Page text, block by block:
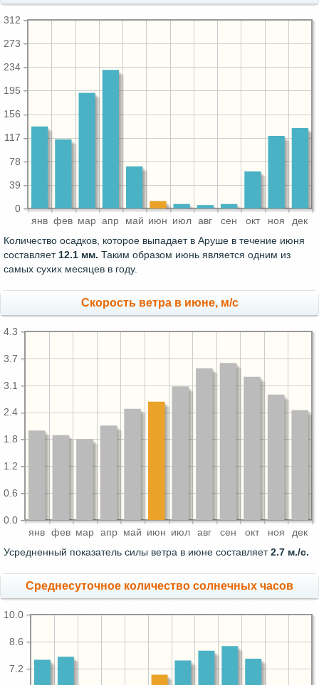
янв фев мар апр май июн июл авг сен окт ноя дек
0
39
78
117
156
195
234
273
312
Количество осадков, которое выпадает в Аруше в течение июня
составляет12.1 мм. Таким образом июнь является одним из
самых сухих месяцев в году.
Скорость ветра в июне, м/с
янв фев мар апр май июн июл авг сен окт ноя дек
0.0
0.6
1.2
1.8
2.4
3.1
3.7
4.3
Усредненный показатель силы ветра в июне составляет2.7 м./с.
Среднесуточное количество солнечных часов
7.2
8.6
10.0